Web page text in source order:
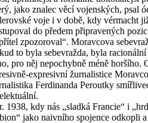
jako znalec věcí vojenských, psal
voje i v době, kdy vérmacht
do předem připravených
zpozoroval“. Moravcova
to byla sebevražda, byla
pro něj nepochybně méně horšího.
expresivní žurnalistice
Ferdinanda Peroutky
1938, kdy nás „sladká Francie“ i
jako naivního spojence odkopli a